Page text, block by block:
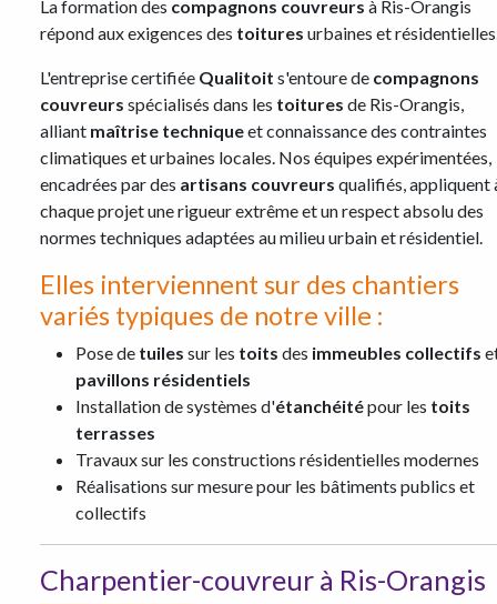
La formation des compagnons couvreurs à Ris-Orangis
répond aux exigences des toitures urbaines et
L'entreprise certifiée Qualitoit s'entoure de compagnons
couvreurs spécialisés dans les toitures de Ris-Orangis,
alliant maîtrise techniqueet connaissance des contraintes
climatiques et urbaines locales. Nos équipes expérimentées,
encadrées par des artisans couvreurs qualifiés, appliquent
chaque projet une rigueur extrême et un respect absolu des
normes techniques adaptées au milieu urbain et résidentiel.
Elles interviennent sur des chantiers
variés typiques de notre ville :
Pose de tuiles sur les toits des immeubles collectifs
pavillons résidentiels
Installation de systèmes d'étanchéitépour les toits
terrasses
Travaux sur les constructions résidentielles modernes
Réalisations sur mesure pour les bâtiments publics et
collectifs
Charpentier-couvreur à Ris-Orangis